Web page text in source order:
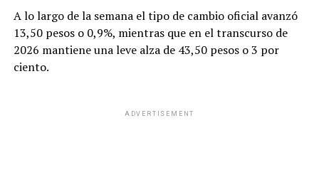
A lo largo de la semana el tipo de cambio oficial avanzó
13,50 pesos o 0,9%, mientras que en el transcurso de
2026 mantiene una leve alza de 43,50 pesos o 3 por
ciento.
ADVERTISEMENT